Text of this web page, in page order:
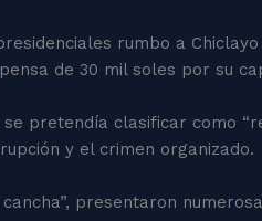
rumbo a Chiclayo
de 30 mil soles por su
pretendía clasificar como
y el crimen organizado.
presentaron